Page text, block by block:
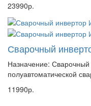
23990р.
Сварочный
Назначение: Сварочный
полуавтоматической
11990р.